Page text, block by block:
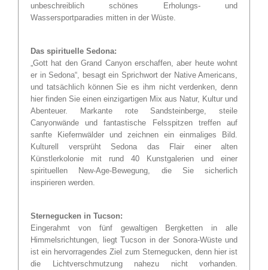
unbeschreiblich schönes Erholungs- und
Wassersportparadies mitten in der Wüste.
Das spirituelle Sedona:
„Gott hat den Grand Canyon erschaffen, aber heute wohnt
er in Sedona“, besagt ein Sprichwort der Native Americans,
und tatsächlich können Sie es ihm nicht verdenken, denn
hier finden Sie einen einzigartigen Mix aus Natur, Kultur und
Abenteuer. Markante rote Sandsteinberge, steile
Canyonwände und fantastische Felsspitzen treffen auf
sanfte Kiefernwälder und zeichnen ein einmaliges Bild.
Kulturell versprüht Sedona das Flair einer alten
Künstlerkolonie mit rund 40 Kunstgalerien und einer
spirituellen New-Age-Bewegung, die Sie sicherlich
inspirieren werden.
Sternegucken in Tucson:
Eingerahmt von fünf gewaltigen Bergketten in alle
Himmelsrichtungen, liegt Tucson in der Sonora-Wüste und
ist ein hervorragendes Ziel zum Sternegucken, denn hier ist
die Lichtverschmutzung nahezu nicht vorhanden.